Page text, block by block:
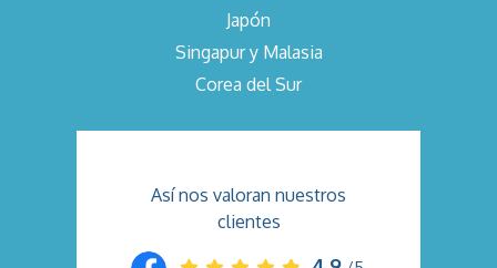
Japón
Singapur y Malasia
Corea del Sur
Así nos valoran nuestros
clientes